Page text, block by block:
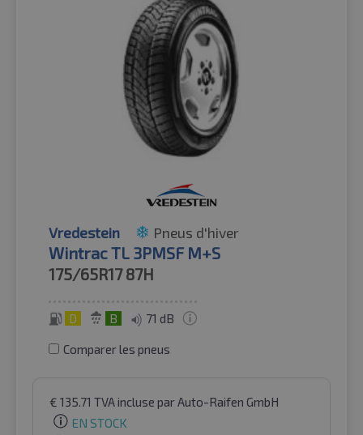
Vredestein Pneus d'hiver
Wintrac TL 3PMSF M+S
175/65R17 87H
D B 71 dB
Comparer les pneus
€ 135.71 TVA incluse par Auto-Raifen GmbH
EN STOCK